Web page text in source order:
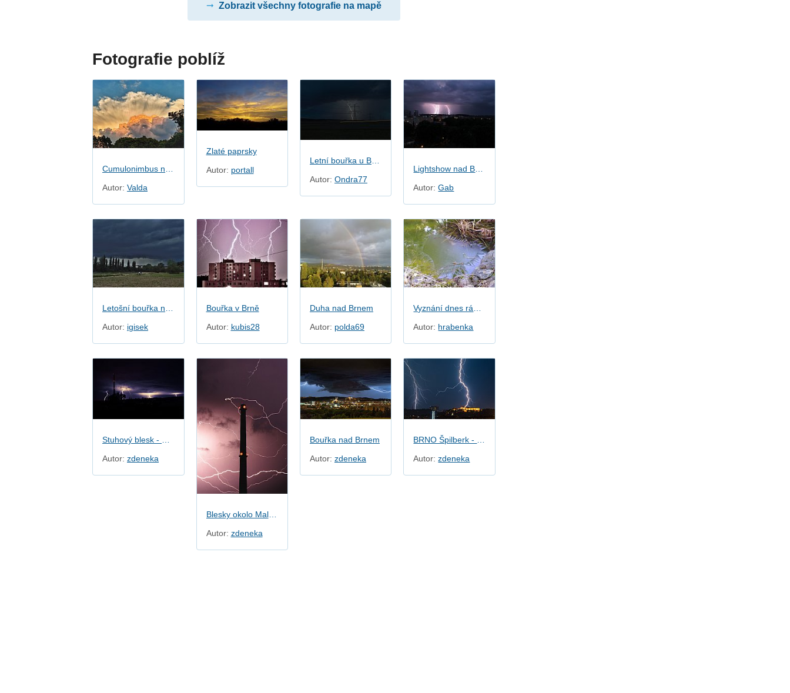
Zobrazit všechny fotografie na mapě
Fotografie poblíž
Autor:Valda
Zlaté paprsky
Autor: portall
Autor: Ondra77
Autor:Gab
Autor: igisek
Bouřka v Brně
Autor: kubis28
Duha nad Brnem
Autor: polda69
Autor: hrabenka
Autor:zdeneka
Blesky okolo Maloměřického komína
Autor: zdeneka
Bouřka nad Brnem
Autor: zdeneka
Autor:zdeneka